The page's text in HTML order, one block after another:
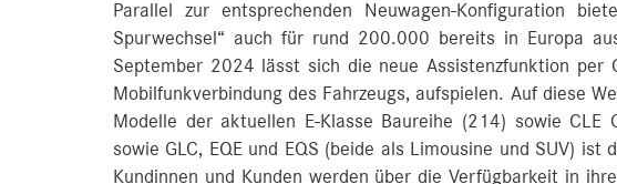
Parallel zur entsprechenden Neuwagen-Konfiguration
Spurwechsel“ auch für rund 200.000 bereits in Europa
September 2024 lässt sich die neue Assistenzfunktion per
Mobilfunkverbindung des Fahrzeugs, aufspielen. Auf diese
Modelle der aktuellen E‑Klasse Baureihe (214) sowie CLE
sowie GLC, EQE und EQS (beide als Limousine und SUV)
Kundinnen und Kunden werden über die Verfügbarkeit in